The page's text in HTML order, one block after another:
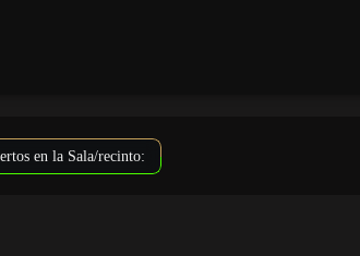
en la Sala/recinto: